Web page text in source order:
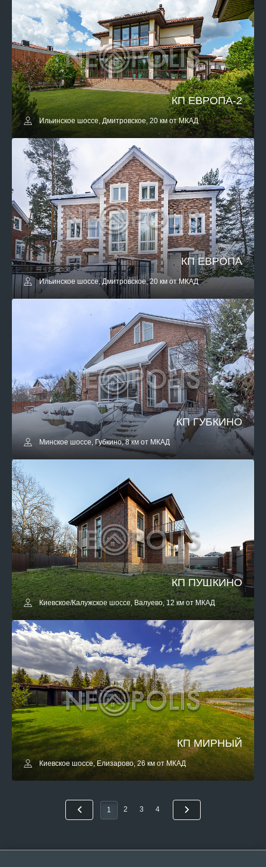
КП ЕВРОПА-2
Ильинское шоссе, Дмитровское, 20 км от МКАД
КП ЕВРОПА
Ильинское шоссе, Дмитровское, 20 км от МКАД
КП ГУБКИНО
Минское шоссе, Губкино, 8 км от МКАД
КП ПУШКИНО
Киевское/Калужское шоссе, Валуево, 12 км от МКАД
КП МИРНЫЙ
Киевское шоссе, Елизарово, 26 км от МКАД
1 2 3 4